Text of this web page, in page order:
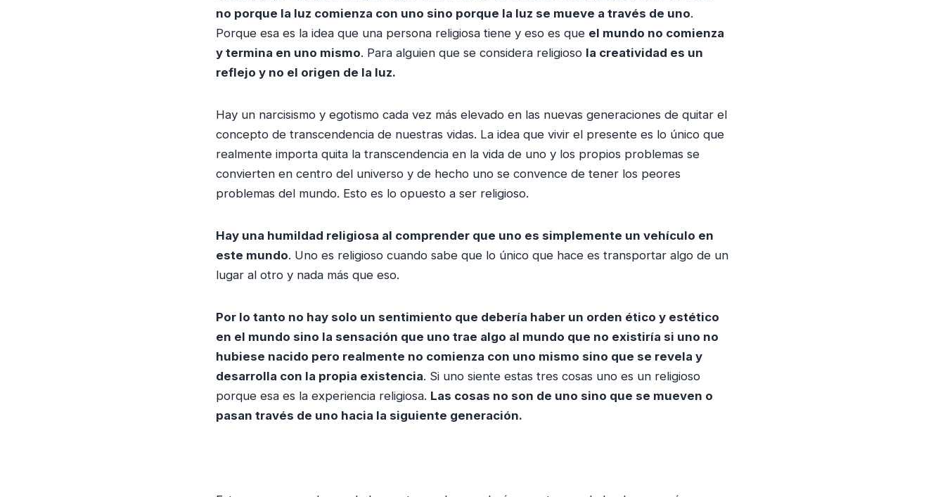
no porque la luz comienza con uno sino porque la luz se mueve a través de uno.
Porque esa es la idea que una persona religiosa tiene y eso es que el mundo no comienza
y termina en uno mismo. Para alguien que se considera religioso la creatividad es un
reflejo y no el origen de la luz.
Hay un narcisismo y egotismo cada vez más elevado en las nuevas generaciones de quitar el
concepto de transcendencia de nuestras vidas. La idea que vivir el presente es lo único que
realmente importa quita la transcendencia en la vida de uno y los propios problemas se
convierten en centro del universo y de hecho uno se convence de tener los peores
problemas del mundo. Esto es lo opuesto a ser religioso.
Hay una humildad religiosa al comprender que uno es simplemente un vehículo en
este mundo. Uno es religioso cuando sabe que lo único que hace es transportar algo de un
lugar al otro y nada más que eso.
Por lo tanto no hay solo un sentimiento que debería haber un orden ético y estético
en el mundo sino la sensación que uno trae algo al mundo que no existiría si uno no
hubiese nacido pero realmente no comienza con uno mismo sino que se revela y
desarrolla con la propia existencia. Si uno siente estas tres cosas uno es un religioso
porque esa es la experiencia religiosa. Las cosas no son de uno sino que se mueven o
pasan través de uno hacia la siguiente generación.